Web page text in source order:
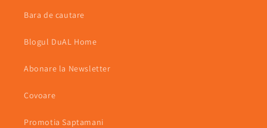
Bara de cautare
Blogul DuAL Home
Abonare la Newsletter
Covoare
Promotia Saptamani